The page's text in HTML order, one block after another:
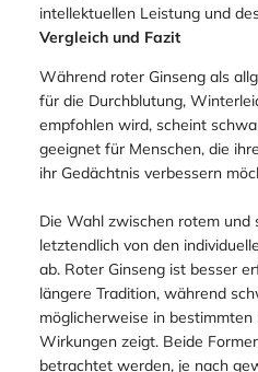
intellektuellen Leistung und
Vergleich und Fazit
Während roter Ginseng als
für die Durchblutung,
empfohlen wird, scheint
geeignet für Menschen, die
ihr Gedächtnis verbessern
Die Wahl zwischen rotem und
letztendlich von den
ab. Roter Ginseng ist besser
längere Tradition, während
möglicherweise in
Wirkungen zeigt. Beide
betrachtet werden, je nach